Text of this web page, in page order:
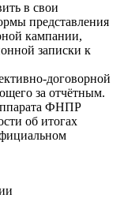
в свои
представления
кампании,
записки к
договорной
за отчётным.
ФНПР
об итогах